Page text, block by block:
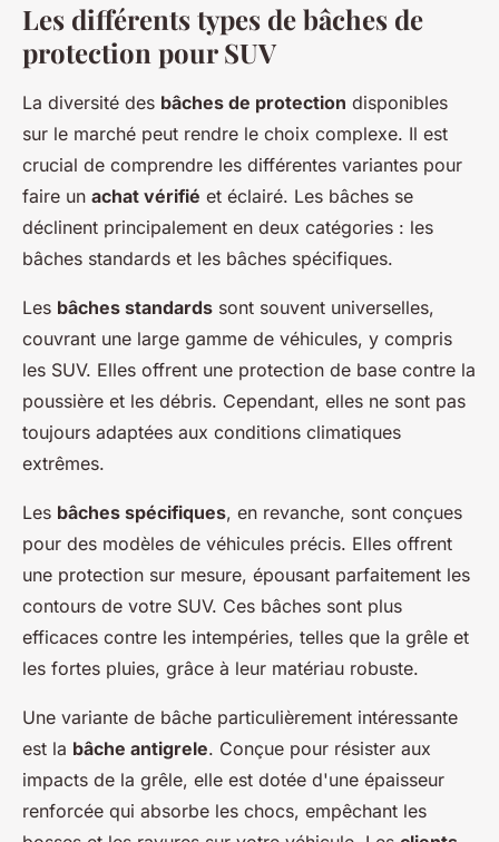
Les différents types de bâches de
protection pour SUV
La diversité des bâches de protection disponibles
sur le marché peut rendre le choix complexe. Il est
crucial de comprendre les différentes variantes pour
faire un achat vérifié et éclairé. Les bâches se
déclinent principalement en deux catégories : les
bâches standards et les bâches spécifiques.
Les bâches standards sont souvent universelles,
couvrant une large gamme de véhicules, y compris
les SUV. Elles offrent une protection de base contre la
poussière et les débris. Cependant, elles ne sont pas
toujours adaptées aux conditions climatiques
extrêmes.
Les bâches spécifiques, en revanche, sont conçues
pour des modèles de véhicules précis. Elles offrent
une protection sur mesure, épousant parfaitement les
contours de votre SUV. Ces bâches sont plus
efficaces contre les intempéries, telles que la grêle et
les fortes pluies, grâce à leur matériau robuste.
Une variante de bâche particulièrement intéressante
est la bâche antigrele. Conçue pour résister aux
impacts de la grêle, elle est dotée d'une épaisseur
renforcée qui absorbe les chocs, empêchant les